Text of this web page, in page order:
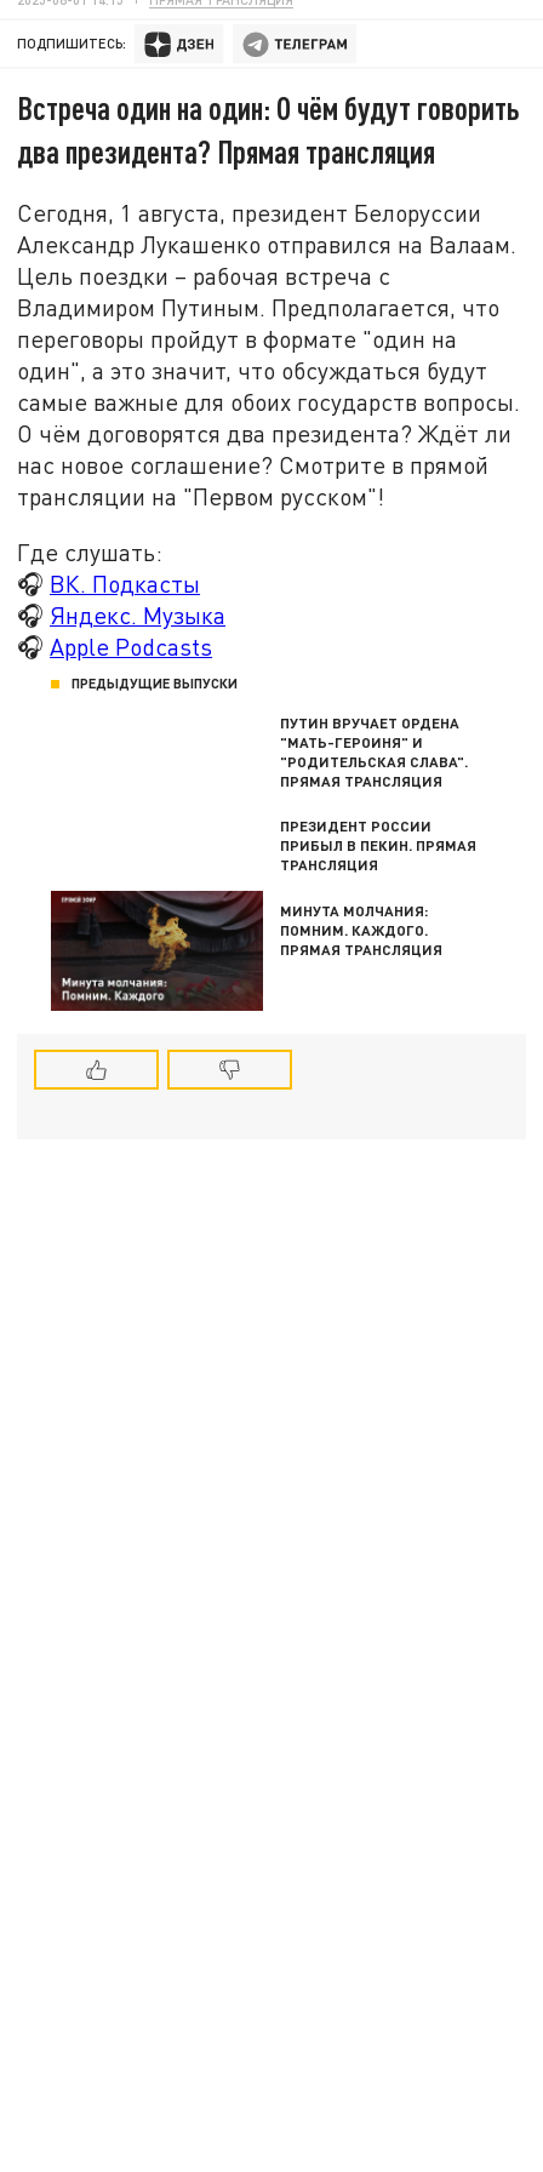
ПОДПИШИТЕСЬ:
Встреча один на один: О чём будут говорить
два президента? Прямая трансляция
Сегодня, 1 августа, президент Белоруссии
Александр Лукашенко отправился на Валаам.
Цель поездки – рабочая встреча с
Владимиром Путиным. Предполагается, что
переговоры пройдут в формате "один на
один", а это значит, что обсуждаться будут
самые важные для обоих государств вопросы.
О чём договорятся два президента? Ждёт ли
нас новое соглашение? Смотрите в прямой
трансляции на "Первом русском"!
Где слушать:
🎧 ВК. Подкасты
🎧 Яндекс. Музыка
🎧 Apple Podcasts
ПРЕДЫДУЩИЕ ВЫПУСКИ
ПУТИН ВРУЧАЕТ ОРДЕНА
"МАТЬ-ГЕРОИНЯ" И
"РОДИТЕЛЬСКАЯ СЛАВА".
ПРЯМАЯ ТРАНСЛЯЦИЯ
ПРЕЗИДЕНТ РОССИИ
ПРИБЫЛ В ПЕКИН. ПРЯМАЯ
ТРАНСЛЯЦИЯ
МИНУТА МОЛЧАНИЯ:
ПОМНИМ. КАЖДОГО.
ПРЯМАЯ ТРАНСЛЯЦИЯ